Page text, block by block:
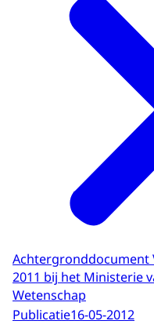
2011 bij het Ministerie
Wetenschap
Publicatie16-05-2012